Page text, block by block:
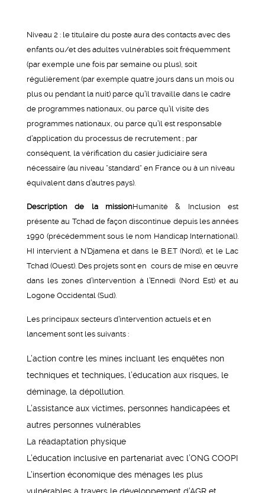
Niveau 2 : le titulaire du poste aura des contacts avec des
enfants ou/et des adultes vulnérables soit fréquemment
(par exemple une fois par semaine ou plus), soit
régulièrement (par exemple quatre jours dans un mois ou
plus ou pendant la nuit) parce qu’il travaille dans le cadre
de programmes nationaux, ou parce qu’il visite des
programmes nationaux, ou parce qu’il est responsable
d’application du processus de recrutement ; par
conséquent, la vérification du casier judiciaire sera
nécessaire (au niveau ”standard” en France ou à un niveau
équivalent dans d’autres pays).
Description de la missionHumanité & Inclusion est
présente au Tchad de façon discontinue depuis les années
1990 (précédemment sous le nom Handicap International).
HI intervient à N’Djamena et dans le B.E.T (Nord), et le Lac
Tchad (Ouest). Des projets sont en cours de mise en œuvre
dans les zones d’intervention à l’Ennedi (Nord Est) et au
Logone Occidental (Sud).
Les principaux secteurs d’intervention actuels et en
lancement sont les suivants :
L’action contre les mines incluant les enquêtes non
techniques et techniques, l’éducation aux risques, le
déminage, la dépollution.
L’assistance aux victimes, personnes handicapées et
autres personnes vulnérables
La réadaptation physique
L’éducation inclusive en partenariat avec l’ONG COOPI
L’insertion économique des ménages les plus
vulnérables à travers le développement d’AGR et